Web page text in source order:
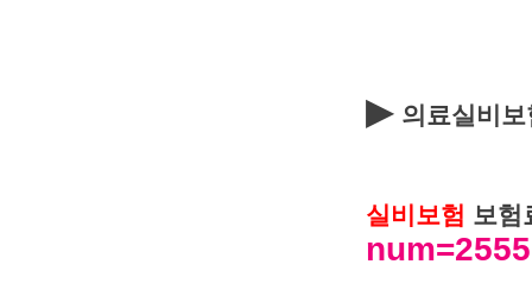
▶ 의료실비
실비보험 보험